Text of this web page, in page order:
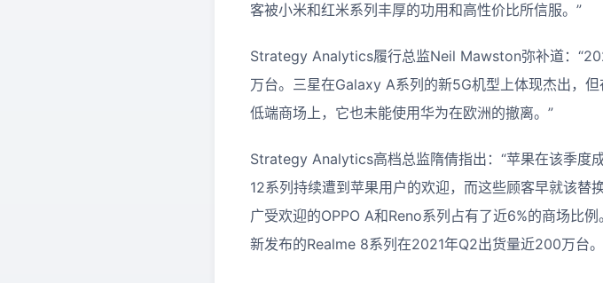
客被小米和红米系列丰厚的功用和高性价比所信服。”
Strategy Analytics履行总监Neil Mawston弥补道：
万台。三星在Galaxy A系列的新5G机型上体现杰出，
低端商场上，它也未能使用华为在欧洲的撤离。”
Strategy Analytics高档总监隋倩指出：“苹果在该季度
12系列持续遭到苹果用户的欢迎，而这些顾客早就该替
广受欢迎的OPPO A和Reno系列占有了近6%的商场比
新发布的Realme 8系列在2021年Q2出货量近200万台